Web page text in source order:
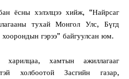
ёсны хэлэлцээ хийж, “Найрсаг
тухай Монгол Улс, Бүгд
гэрээ” байгуулсан юм.
хамтын ажиллагааг
холбоотой Засгийн газар,